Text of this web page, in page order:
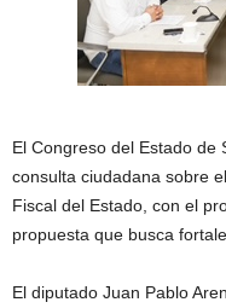
El Congreso del Estado de
consulta ciudadana sobre
Fiscal del Estado, con el
propuesta que busca
El diputado Juan Pablo